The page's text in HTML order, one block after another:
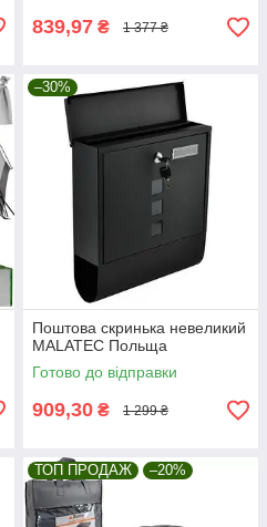
839,97 ₴ 1 377 ₴
–30%
Поштова скринька невеликий
MALATEC Польща
Готово до відправки
909,30 ₴ 1 299 ₴
ТОП ПРОДАЖ –20%